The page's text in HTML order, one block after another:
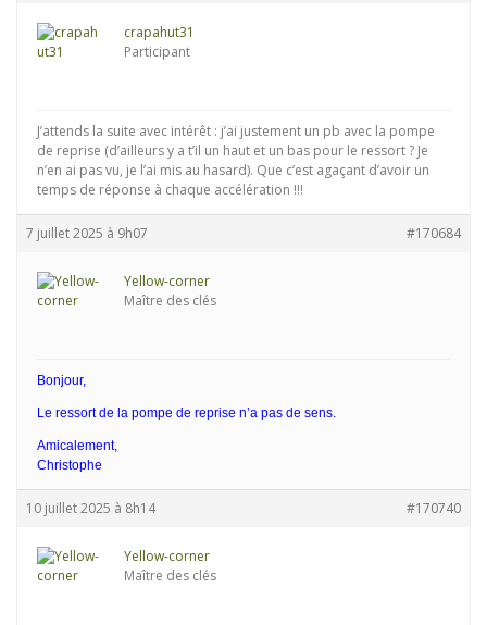
crapahut31
Participant
J’attends la suite avec intérêt : j’ai justement un pb avec la pompe
de reprise (d’ailleurs y a t’il un haut et un bas pour le ressort ? Je
n’en ai pas vu, je l’ai mis au hasard). Que c’est agaçant d’avoir un
temps de réponse à chaque accélération !!!
7 juillet 2025 à 9h07 #170684
Yellow-corner
Maître des clés
Bonjour,
Le ressort de la pompe de reprise n’a pas de sens.
Amicalement,
Christophe
10 juillet 2025 à 8h14 #170740
Yellow-corner
Maître des clés